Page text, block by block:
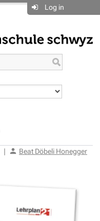
Log in
| Beat Döbeli Honegger